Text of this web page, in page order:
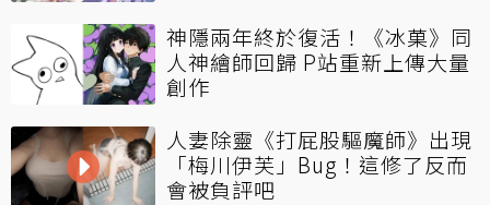
神隱兩年終於復活！《冰菓》同
人神繪師回歸 P站重新上傳大量
創作
人妻除靈《打屁股驅魔師》出現
「梅川伊芙」Bug！這修了反而
會被負評吧